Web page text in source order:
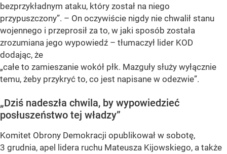
bezprzykładnym ataku, który został na niego
przypuszczony”. – On oczywiście nigdy nie chwalił stanu
wojennego i przeprosił za to, w jaki sposób została
zrozumiana jego wypowiedź – tłumaczył lider KOD
dodając, że
„całe to zamieszanie wokół płk. Mazguły służy wyłącznie
temu, żeby przykryć to, co jest napisane w odezwie”.
„Dziś nadeszła chwila, by wypowiedzieć
posłuszeństwo tej władzy”
Komitet Obrony Demokracji opublikował w sobotę,
3 grudnia, apel lidera ruchu Mateusza Kijowskiego, a także